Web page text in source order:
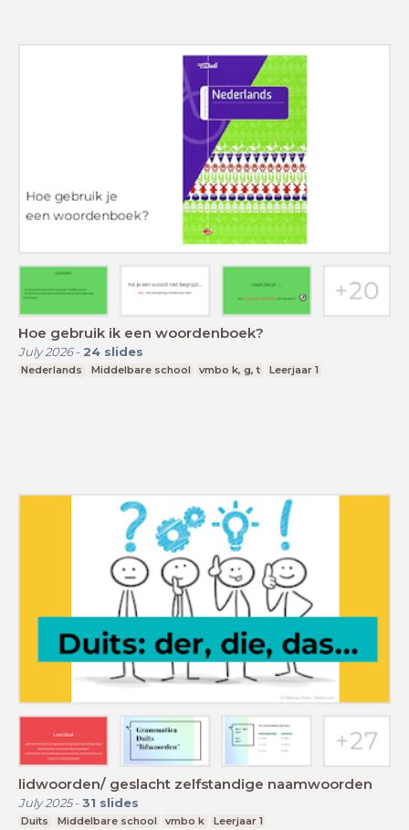
Hoe gebruik ik een woordenboek?
July 2026- 24 slides
Nederlands Middelbare school vmbo k, g, t Leerjaar 1
lidwoorden/ geslacht zelfstandige naamwoorden
July 2025- 31 slides
Duits Middelbare school vmbo k Leerjaar 1